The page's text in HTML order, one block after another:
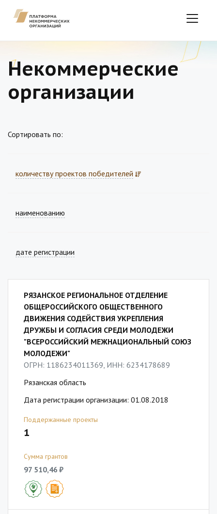
Некоммерческие
организации
Сортировать по:
количеству проектов победителей
наименованию
дате регистрации
РЯЗАНСКОЕ РЕГИОНАЛЬНОЕ ОТДЕЛЕНИЕ
ОБЩЕРОССИЙСКОГО ОБЩЕСТВЕННОГО
ДВИЖЕНИЯ СОДЕЙСТВИЯ УКРЕПЛЕНИЯ
ДРУЖБЫ И СОГЛАСИЯ СРЕДИ МОЛОДЕЖИ
"ВСЕРОССИЙСКИЙ МЕЖНАЦИОНАЛЬНЫЙ СОЮЗ
МОЛОДЕЖИ"
ОГРН: 1186234011369, ИНН: 6234178689
Рязанская область
Дата регистрации организации: 01.08.2018
Поддержанные проекты
1
Сумма грантов
97 510,46 ₽